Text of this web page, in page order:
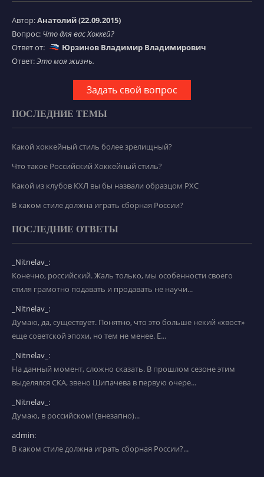
Автор:Анатолий (22.09.2015)
Вопрос: Что для вас Хоккей?
Ответ от:
Юрзинов Владимир Владимирович
Ответ:Это моя жизнь.
Задать свой вопрос
ПОСЛЕДНИЕ ТЕМЫ
Какой хоккейный стиль более зрелищный?
Что такое Российский Хоккейный стиль?
Какой из клубов КХЛ вы бы назвали образцом РХС
В каком стиле должна играть сборная России?
ПОСЛЕДНИЕ ОТВЕТЫ
_Nitnelav_:
Конечно, российский. Жаль только, мы особенности своего
стиля грамотно подавать и продавать не научи...
_Nitnelav_:
Думаю, да, существует. Понятно, что это больше некий «хвост»
еще советской эпохи, но тем не менее. Е...
_Nitnelav_:
На данный момент, сложно сказать. В прошлом сезоне этим
выделялся СКА, звено Шипачева в первую очере...
_Nitnelav_:
Думаю, в российском! (внезапно)...
admin:
В каком стиле должна играть сборная России?...